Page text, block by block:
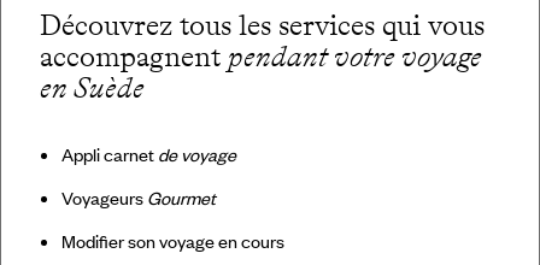
Découvrez tous les services qui vous
accompagnent pendant votre voyage
en Suède
Appli carnet de voyage
Voyageurs Gourmet
Modifier son voyage en cours